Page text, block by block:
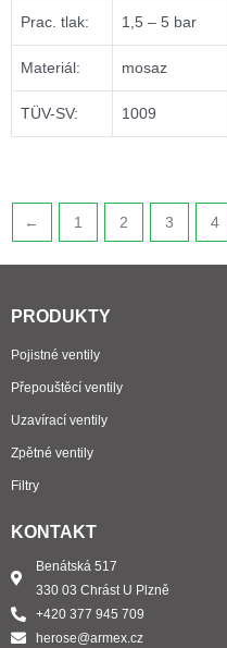
Prac. tlak: 1,5 – 5 bar
Materiál: mosaz
TÜV-SV: 1009
← 1 2 3 4
PRODUKTY
Pojistné ventily
Přepouštěcí ventily
Uzavírací ventily
Zpětné ventily
Filtry
KONTAKT
Benátská 517
330 03 Chrást U Plzně
+420 377 945 709
herose@armex.cz